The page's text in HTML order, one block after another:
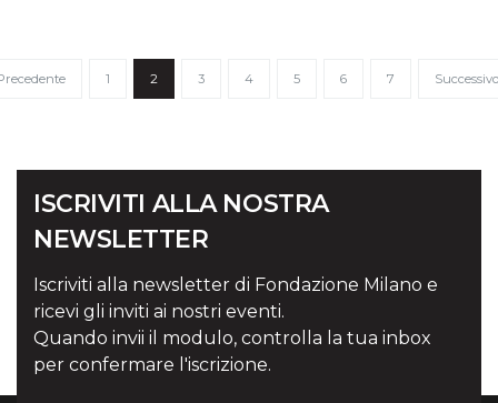
1 2 3 4 5 6 7 Successivo
ISCRIVITI ALLA NOSTRA
NEWSLETTER
Iscriviti alla newsletter di Fondazione Milano e
ricevi gli inviti ai nostri eventi.
Quando invii il modulo, controlla la tua inbox
per confermare l'iscrizione.